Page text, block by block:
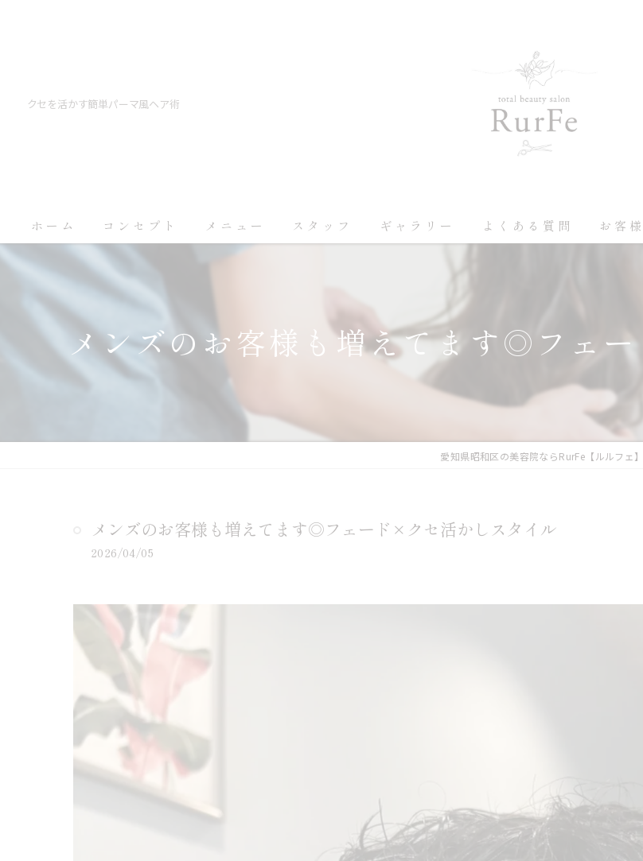
クセを活かす簡単パーマ風ヘア術
ホーム コンセプト メニュー スタッフ ギャラリー よくある質問 お客
メンズのお客様も増えてます◎フェ
愛知県昭和区の美容院ならRurFe【ルルフェ】
メンズのお客様も増えてます◎フェード×クセ活かしスタイル
2026/04/05